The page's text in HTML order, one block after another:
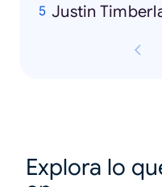
Justin
Explora lo